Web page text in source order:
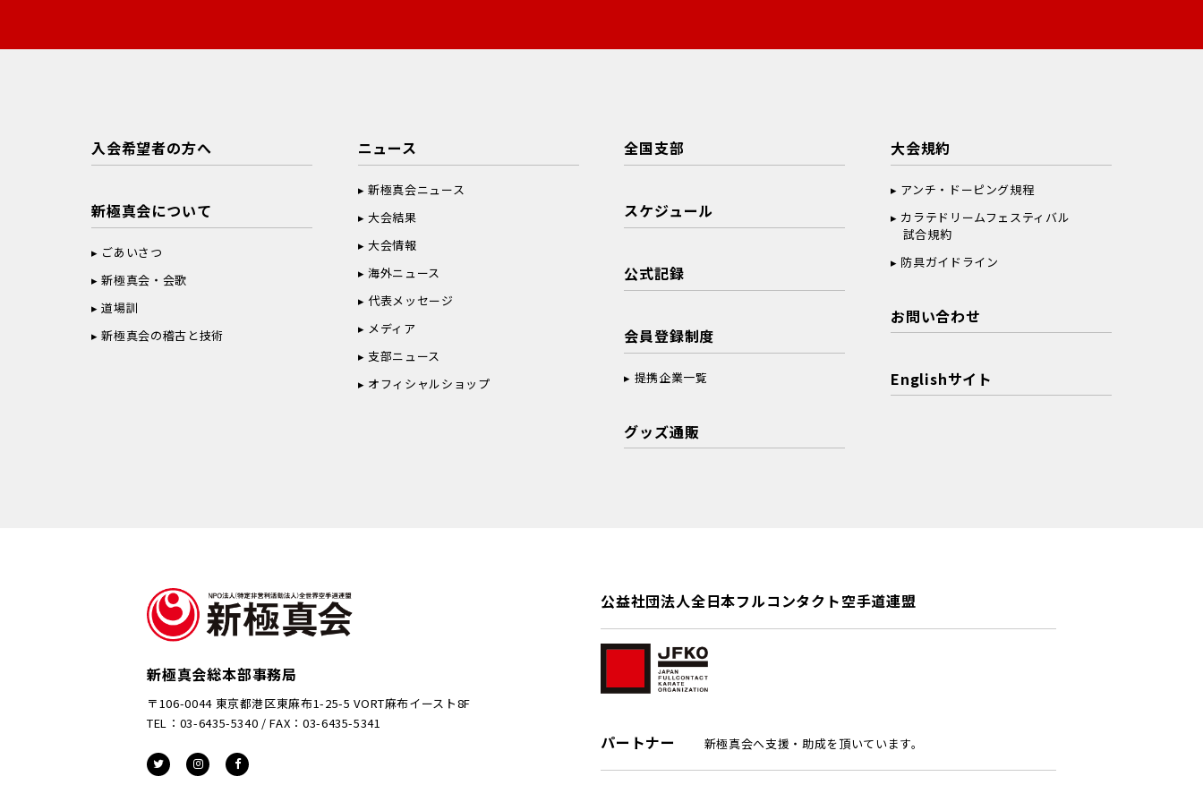
入会希望者の方へ
新極真会について
ごあいさつ
新極真会・会歌
道場訓
新極真会の稽古と技術
ニュース
新極真会ニュース
大会結果
大会情報
海外ニュース
代表メッセージ
メディア
支部ニュース
オフィシャルショップ
全国支部
スケジュール
公式記録
会員登録制度
提携企業一覧
グッズ通販
大会規約
アンチ・ドーピング規程
カラテドリームフェスティバル
試合規約
防具ガイドライン
お問い合わせ
Englishサイト
新極真会総本部事務局
〒106-0044 東京都港区東麻布1-25-5 VORT麻布イースト8F
TEL：03-6435-5340 / FAX：03-6435-5341
公益社団法人全日本フルコンタクト空手道連盟
パートナー 新極真会へ支援・助成を頂いています。